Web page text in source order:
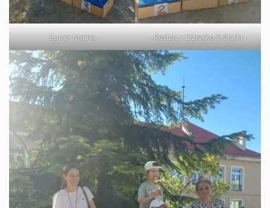
Super Mama Rodzic + Dziecko 5-6latki